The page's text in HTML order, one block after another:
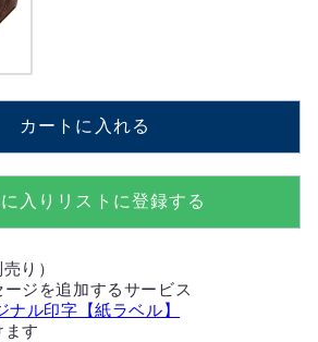
カートに入れる
入りリストに登録する
り）
ジを追加するサービス
ル印字【紙ラベル】
ます